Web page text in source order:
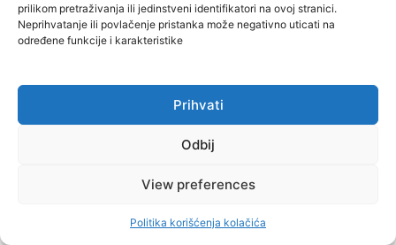
prilikom pretraživanja ili jedinstveni identifikatori na ovoj stranici.
Neprihvatanje ili povlačenje pristanka može negativno uticati na
određene funkcije i karakteristike
Prihvati
Odbij
View preferences
Politika korišćenja kolačića
GRAĐANI NE KAŽNJAVAJU ODGOVORNE:
Milići, Kneževo, Derventa, Doboj i Teslić
pod šapom istih stranaka